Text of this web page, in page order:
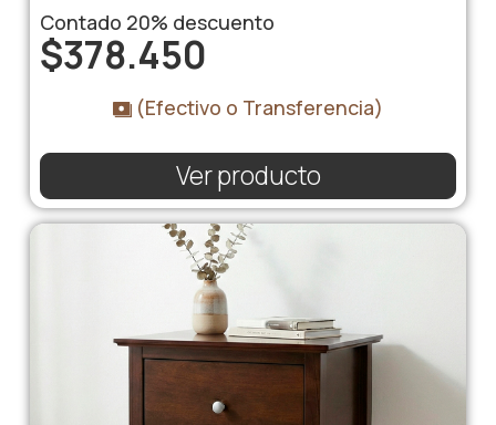
Contado 20% descuento
$378.450
(Efectivo o Transferencia)
Ver producto